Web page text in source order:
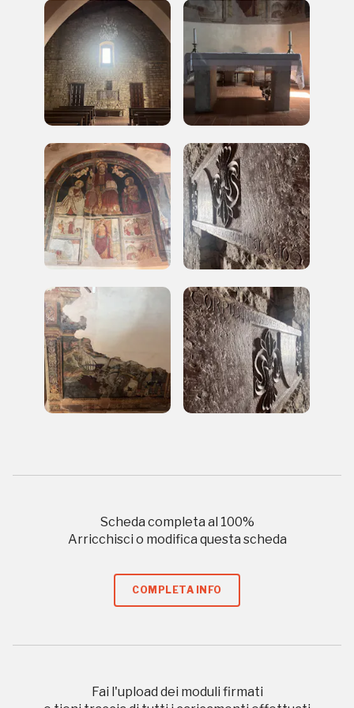
Scheda completa al 100%
Arricchisci o modifica questa scheda
COMPLETA INFO
Fai l'upload dei moduli firmati
a quelle inerenti i luoghi più vicini e gli eventi
organizzati
REGISTRATI
Regalati 365 giorni di arte e cultura nell'Italia
più bella, risparmiando.
ISCRIVITI AL FAI
Museo
Sansevero
Napoli
Palazzo Strozzi